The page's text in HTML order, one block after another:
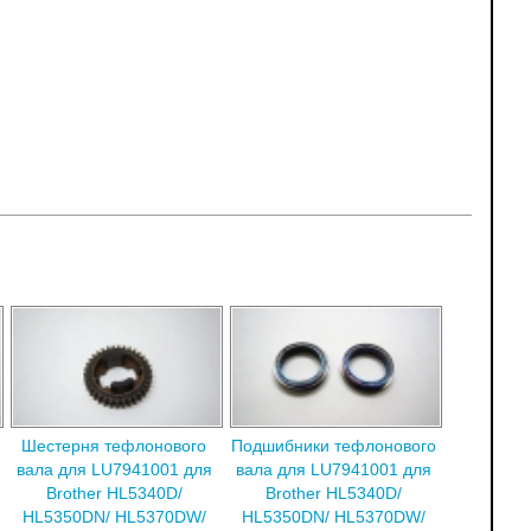
Шестерня тефлонового
вала для LU7941001 для
Brother HL5340D/
HL5350DN/ HL5370DW/
Подшибники тефлонового
вала для LU7941001 для
Brother HL5340D/
HL5350DN/ HL5370DW/